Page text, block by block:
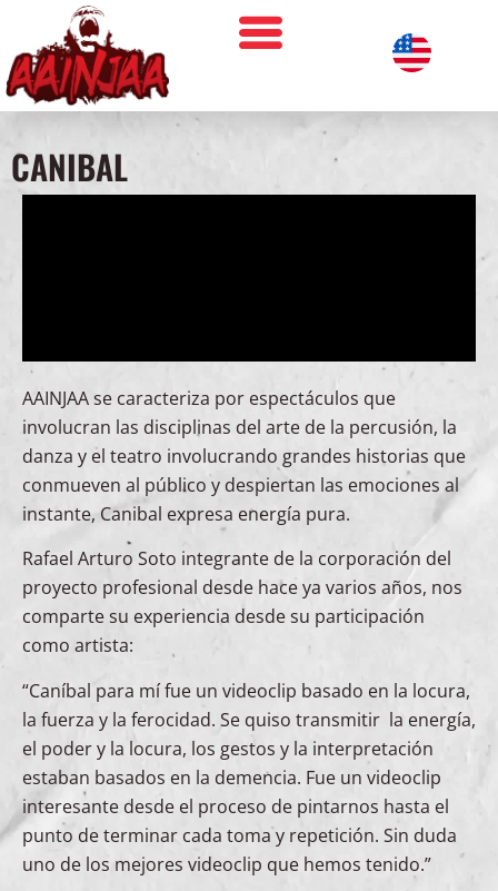
CANIBAL
AAINJAA se caracteriza por espectáculos que
involucran las disciplinas del arte de la percusión, la
danza y el teatro involucrando grandes historias que
conmueven al público y despiertan las emociones al
instante, Canibal expresa energía pura.
Rafael Arturo Soto integrante de la corporación del
proyecto profesional desde hace ya varios años, nos
comparte su experiencia desde su participación
como artista:
“Caníbal para mí fue un videoclip basado en la locura,
la fuerza y la ferocidad. Se quiso transmitir la energía,
el poder y la locura, los gestos y la interpretación
estaban basados en la demencia. Fue un videoclip
interesante desde el proceso de pintarnos hasta el
punto de terminar cada toma y repetición. Sin duda
uno de los mejores videoclip que hemos tenido.”